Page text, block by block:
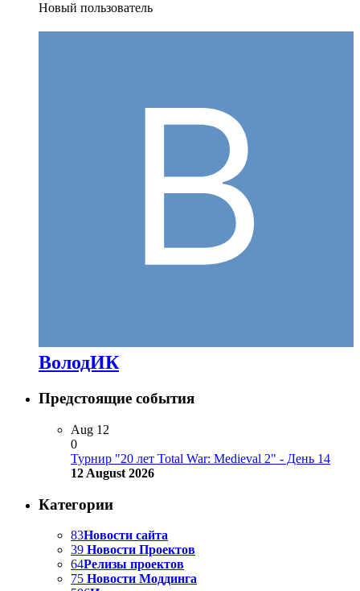
Новый пользователь
ВолодИК
Предстоящие события
Aug 12
0
Турнир "20 лет Total War: Medieval 2" - День 14
12 August 2026
Категории
83Новости сайта
39 Новости Проектов
64Релизы проектов
75 Новости Моддинга